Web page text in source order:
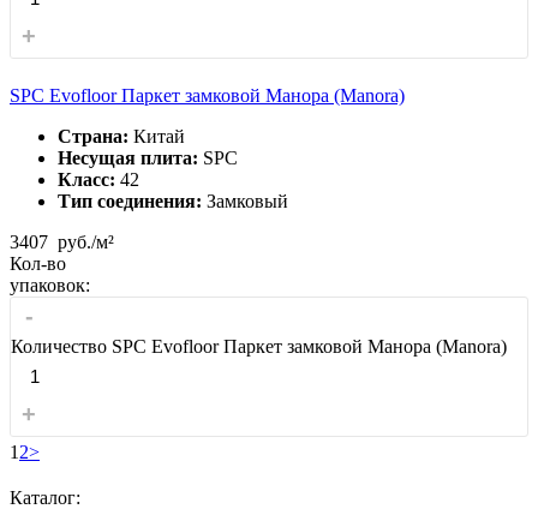
+
SPC Evofloor Паркет замковой Манора (Manora)
Страна: Китай
Несущая плита: SPC
Класс: 42
Тип соединения: Замковый
3407 руб./м²
Кол-во
упаковок:
-
Количество SPC Evofloor Паркет замковой Манора (Manora)
+
1 2>
Каталог: